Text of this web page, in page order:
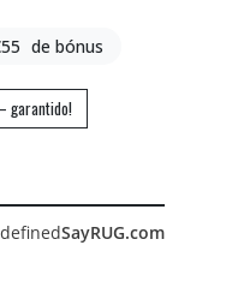
de bónus
garantido!
SayRUG.com